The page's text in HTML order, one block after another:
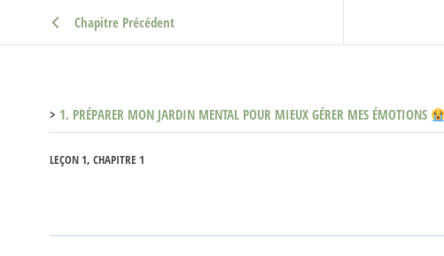
Chapitre Précédent
1. PRÉPARER MON JARDIN MENTAL POUR MIEUX GÉRER MES ÉMOTIONS
LEÇON 1, CHAPITRE 1